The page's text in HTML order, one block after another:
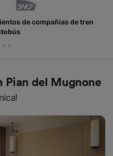
de compañías de tren
Pian del Mugnone